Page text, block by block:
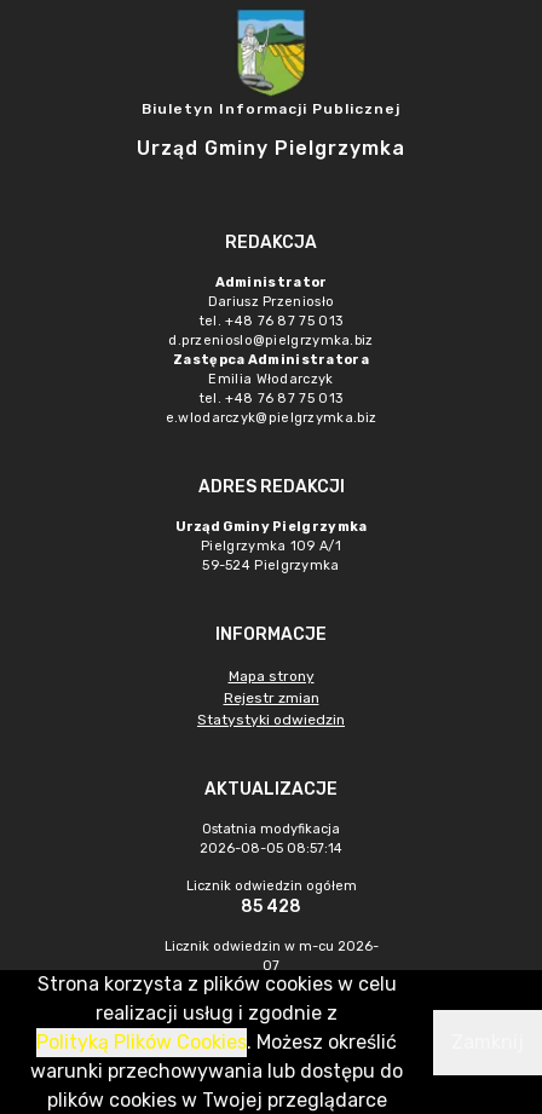
Biuletyn Informacji Publicznej
Urząd Gminy Pielgrzymka
REDAKCJA
Administrator
Dariusz Przeniosło
tel. +48 76 87 75 013
d.przenioslo@pielgrzymka.biz
Zastępca Administratora
Emilia Włodarczyk
tel. +48 76 87 75 013
e.wlodarczyk@pielgrzymka.biz
ADRES REDAKCJI
Urząd Gminy Pielgrzymka
Pielgrzymka 109 A/1
59-524 Pielgrzymka
INFORMACJE
Mapa strony
Rejestr zmian
Statystyki odwiedzin
AKTUALIZACJE
Ostatnia modyfikacja
2026-08-05 08:57:14
Licznik odwiedzin ogółem
85 428
Licznik odwiedzin w m-cu 2026-
07
195
CMS & Hosting: Nefeni Sp. z o.o.
Strona korzysta z plików cookies w celu
realizacji usług i zgodnie z
Polityką Plików Cookies. Możesz określić
warunki przechowywania lub dostępu do
plików cookies w Twojej przeglądarce